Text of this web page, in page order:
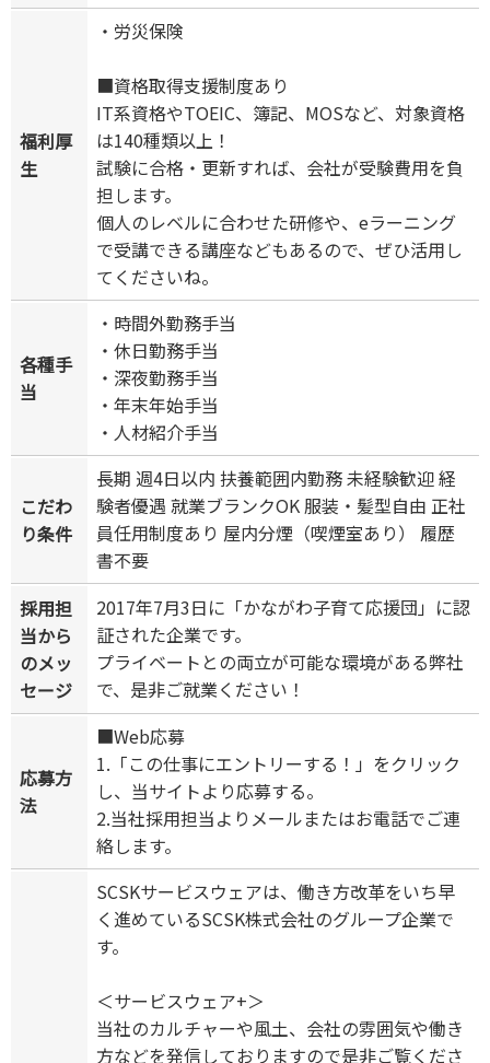
福利厚
生
・労災保険
■資格取得支援制度あり
IT系資格やTOEIC、簿記、MOSなど、対象資格
は140種類以上！
試験に合格・更新すれば、会社が受験費用を負
担します。
個人のレベルに合わせた研修や、eラーニング
で受講できる講座などもあるので、ぜひ活用し
てくださいね。
各種手
当
・時間外勤務手当
・休日勤務手当
・深夜勤務手当
・年末年始手当
・人材紹介手当
こだわ
り条件
長期 週4日以内 扶養範囲内勤務 未経験歓迎 経
験者優遇 就業ブランクOK 服装・髪型自由 正社
員任用制度あり 屋内分煙（喫煙室あり） 履歴
書不要
採用担
当から
のメッ
セージ
2017年7月3日に「かながわ子育て応援団」に認
証された企業です。
プライベートとの両立が可能な環境がある弊社
で、是非ご就業ください！
応募方
法
■Web応募
1.「この仕事にエントリーする！」をクリック
し、当サイトより応募する。
2.当社採用担当よりメールまたはお電話でご連
絡します。
SCSKサービスウェアは、働き方改革をいち早
く進めているSCSK株式会社のグループ企業で
す。
＜サービスウェア+＞
当社のカルチャーや風土、会社の雰囲気や働き
方などを発信しておりますので是非ご覧くださ